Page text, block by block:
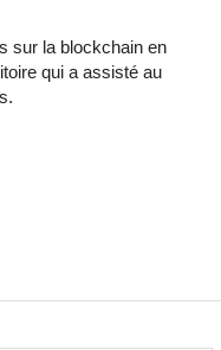
sur la blockchain en
qui a assisté au